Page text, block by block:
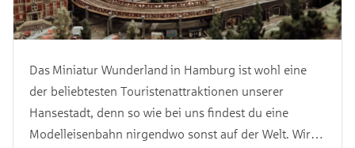
Das Miniatur Wunderland in Hamburg ist wohl eine
der beliebtesten Touristenattraktionen unserer
Hansestadt, denn so wie bei uns findest du eine
Modelleisenbahn nirgendwo sonst auf der Welt. Wir